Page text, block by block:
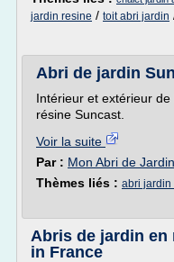
jardin resine / toit abri jardin
Abri de jardin
Intérieur et extérieur
résine Suncast.
Voir la suite
Par : Mon Abri de Jardin
Thèmes liés : abri jardin
Abris de jardin en
in France